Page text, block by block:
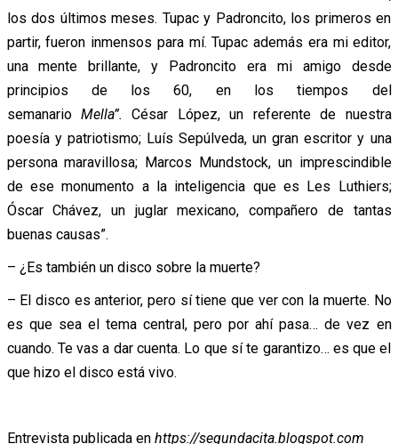
los dos últimos meses. Tupac y Padroncito, los primeros en
partir, fueron inmensos para mí. Tupac además era mi editor,
una mente brillante, y Padroncito era mi amigo desde
principios de los 60, en los tiempos del
semanario Mella”.César López, un referente de nuestra
poesía y patriotismo; Luís Sepúlveda, un gran escritor y una
persona maravillosa; Marcos Mundstock, un imprescindible
de ese monumento a la inteligencia que es Les Luthiers;
Óscar Chávez, un juglar mexicano, compañero de tantas
buenas causas”.
– ¿Es también un disco sobre la muerte?
– El disco es anterior, pero sí tiene que ver con la muerte. No
es que sea el tema central, pero por ahí pasa… de vez en
cuando. Te vas a dar cuenta. Lo que sí te garantizo… es que el
que hizo el disco está vivo.
Entrevista publicada en https://segundacita.blogspot.com